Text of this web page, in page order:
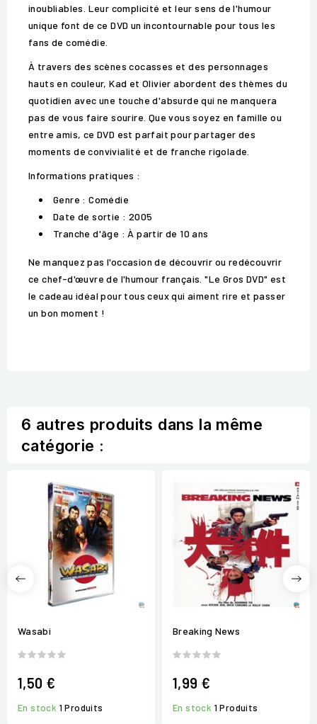
inoubliables. Leur complicité et leur sens de l'humour
unique font de ce DVD un incontournable pour tous les
fans de comédie.
À travers des scènes cocasses et des personnages
hauts en couleur, Kad et Olivier abordent des thèmes du
quotidien avec une touche d'absurde qui ne manquera
pas de vous faire sourire. Que vous soyez en famille ou
entre amis, ce DVD est parfait pour partager des
moments de convivialité et de franche rigolade.
Informations pratiques :
Genre : Comédie
Date de sortie : 2005
Tranche d'âge : À partir de 10 ans
Ne manquez pas l'occasion de découvrir ou redécouvrir
ce chef-d'œuvre de l'humour français. "Le Gros DVD" est
le cadeau idéal pour tous ceux qui aiment rire et passer
un bon moment !
6 autres produits dans la même
catégorie :
Wasabi
1,50 €
En stock 1 Produits
Breaking News
1,99 €
En stock 1 Produits